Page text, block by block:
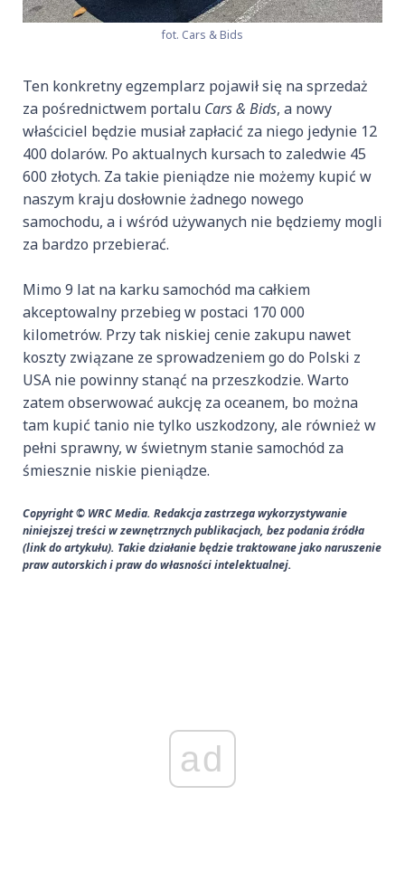
fot. Cars & Bids
Ten konkretny egzemplarz pojawił się na sprzedaż
za pośrednictwem portalu Cars & Bids, a nowy
właściciel będzie musiał zapłacić za niego jedynie 12
400 dolarów. Po aktualnych kursach to zaledwie 45
600 złotych. Za takie pieniądze nie możemy kupić w
naszym kraju dosłownie żadnego nowego
samochodu, a i wśród używanych nie będziemy mogli
za bardzo przebierać.
Mimo 9 lat na karku samochód ma całkiem
akceptowalny przebieg w postaci 170 000
kilometrów. Przy tak niskiej cenie zakupu nawet
koszty związane ze sprowadzeniem go do Polski z
USA nie powinny stanąć na przeszkodzie. Warto
zatem obserwować aukcję za oceanem, bo można
tam kupić tanio nie tylko uszkodzony, ale również w
pełni sprawny, w świetnym stanie samochód za
śmiesznie niskie pieniądze.
Copyright © WRC Media. Redakcja zastrzega wykorzystywanie
niniejszej treści w zewnętrznych publikacjach, bez podania źródła
(link do artykułu). Takie działanie będzie traktowane jako naruszenie
praw autorskich i praw do własności intelektualnej.
ad